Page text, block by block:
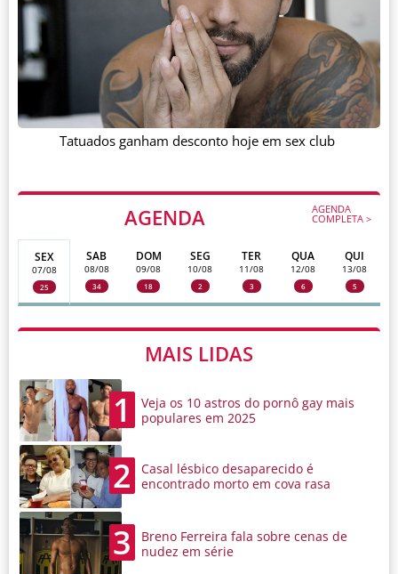
AGENDA AGENDA
COMPLETA >
SEX
07/08
25
SAB
08/08
34
DOM
09/08
18
SEG
10/08
2
TER
11/08
3
QUA
12/08
6
QUI
13/08
5
MAIS LIDAS
1
Veja os 10 astros do pornô gay mais
populares em 2025
2
Casal lésbico desaparecido é
encontrado morto em cova rasa
3
Breno Ferreira fala sobre cenas de
nudez em série
Tatuados ganham desconto hoje em sex club